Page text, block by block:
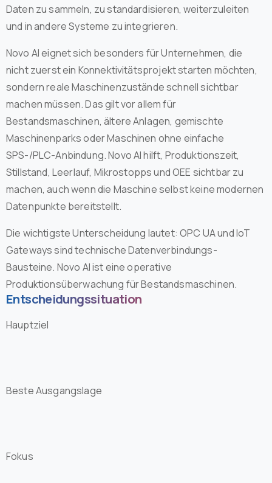
Daten zu sammeln, zu standardisieren, weiterzuleiten
und in andere Systeme zu integrieren.
Novo AI eignet sich besonders für Unternehmen, die
nicht zuerst ein Konnektivitätsprojekt starten möchten,
sondern reale Maschinenzustände schnell sichtbar
machen müssen. Das gilt vor allem für
Bestandsmaschinen, ältere Anlagen, gemischte
Maschinenparks oder Maschinen ohne einfache
SPS-/PLC-Anbindung. Novo AI hilft, Produktionszeit,
Stillstand, Leerlauf, Mikrostopps und OEE sichtbar zu
machen, auch wenn die Maschine selbst keine modernen
Datenpunkte bereitstellt.
Die wichtigste Unterscheidung lautet: OPC UA und IoT
Gateways sind technische Datenverbindungs-
Bausteine. Novo AI ist eine operative
Produktionsüberwachung für Bestandsmaschinen.
Entscheidungssituation
Hauptziel
Beste Ausgangslage
Fokus